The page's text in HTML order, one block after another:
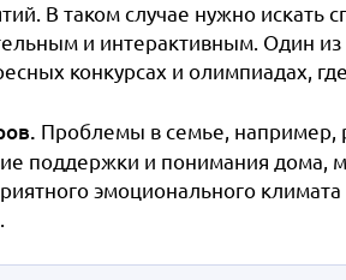
В таком случае нужно искать
и интерактивным. Один
конкурсах и олимпиадах,
Проблемы в семье, например,
поддержки и понимания дома,
эмоционального